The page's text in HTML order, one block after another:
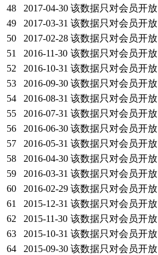
48
2017-04-30 该数据只对会员开放
49
2017-03-31 该数据只对会员开放
50
2017-02-28 该数据只对会员开放
51
2016-11-30 该数据只对会员开放
52
2016-10-31 该数据只对会员开放
53
2016-09-30 该数据只对会员开放
54
2016-08-31 该数据只对会员开放
55
2016-07-31 该数据只对会员开放
56
2016-06-30 该数据只对会员开放
57
2016-05-31 该数据只对会员开放
58
2016-04-30 该数据只对会员开放
59
2016-03-31 该数据只对会员开放
60
2016-02-29 该数据只对会员开放
61
2015-12-31 该数据只对会员开放
62
2015-11-30 该数据只对会员开放
63
2015-10-31 该数据只对会员开放
64
2015-09-30 该数据只对会员开放